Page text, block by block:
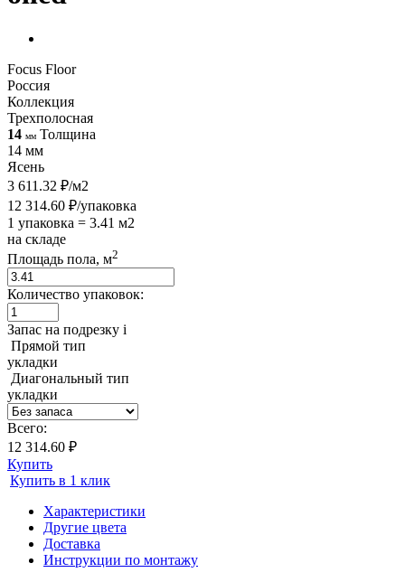
Focus Floor
Россия
Коллекция
Трехполосная
14 мм Толщина
14 мм
Ясень
3 611.32 ₽/м2
12 314.60 ₽/упаковка
1 упаковка = 3.41 м2
на складе
Площадь пола, м2
Количество упаковок:
Запас на подрезку i
Прямой тип
укладки
Диагональный тип
укладки
Всего:
12 314.60 ₽
Купить
Купить в 1 клик
Характеристики
Другие цвета
Доставка
Инструкции по монтажу